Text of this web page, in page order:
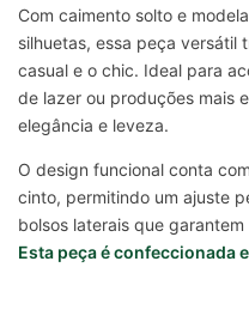
Com caimento solto e
silhuetas, essa peça versátil
casual e o chic. Ideal para
de lazer ou produções mais
elegância e leveza.
O design funcional conta
cinto, permitindo um ajuste
bolsos laterais que
Esta peça é confeccionada